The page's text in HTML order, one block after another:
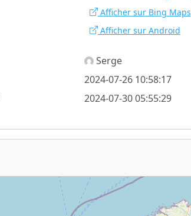
Afficher sur Bing Maps
Afficher sur Android
Serge
2024-07-26 10:58:17
2024-07-30 05:55:29